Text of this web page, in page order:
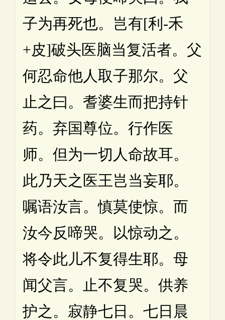
子为再死也。岂有[利-禾
+皮]破头医脑当复活者。父
何忍命他人取子那尔。父
止之曰。耆婆生而把持针
药。弃国尊位。行作医
师。但为一切人命故耳。
此乃天之医王岂当妄耶。
嘱语汝言。慎莫使惊。而
汝今反啼哭。以惊动之。
将令此儿不复得生耶。母
闻父言。止不复哭。供养
护之。寂静七日。七日晨